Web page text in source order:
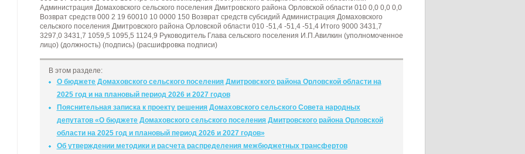
В этом разделе:
О бюджете Домаховского сельского поселения Дмитровского района Орловской области на
2025 год и на плановый период 2026 и 2027 годов
Пояснительная записка к проекту решения Домаховского сельского Совета народных
депутатов «О бюджете Домаховского сельского поселения Дмитровского района Орловской
области на 2025 год и плановый период 2026 и 2027 годов»
Об утверждении методики и расчета распределения межбюджетных трансфертов